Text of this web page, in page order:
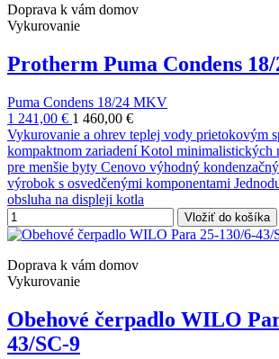
Doprava k vám domov
Vykurovanie
Protherm Puma Condens
Puma Condens 18/24 MKV
1 241,00 € 1 460,00 €
Vykurovanie a ohrev teplej vody prietokovým
kompaktnom zariadení Kotol minimalistických
pre menšie byty Cenovo výhodný
výrobok s osvedčenými komponentami
obsluha na displeji kotla
Vložiť do košíka
Doprava k vám domov
Vykurovanie
Obehové čerpadlo WILO
43/SC-9